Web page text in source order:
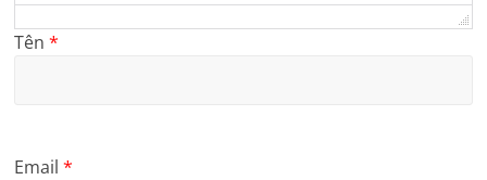
Tên*
Email*